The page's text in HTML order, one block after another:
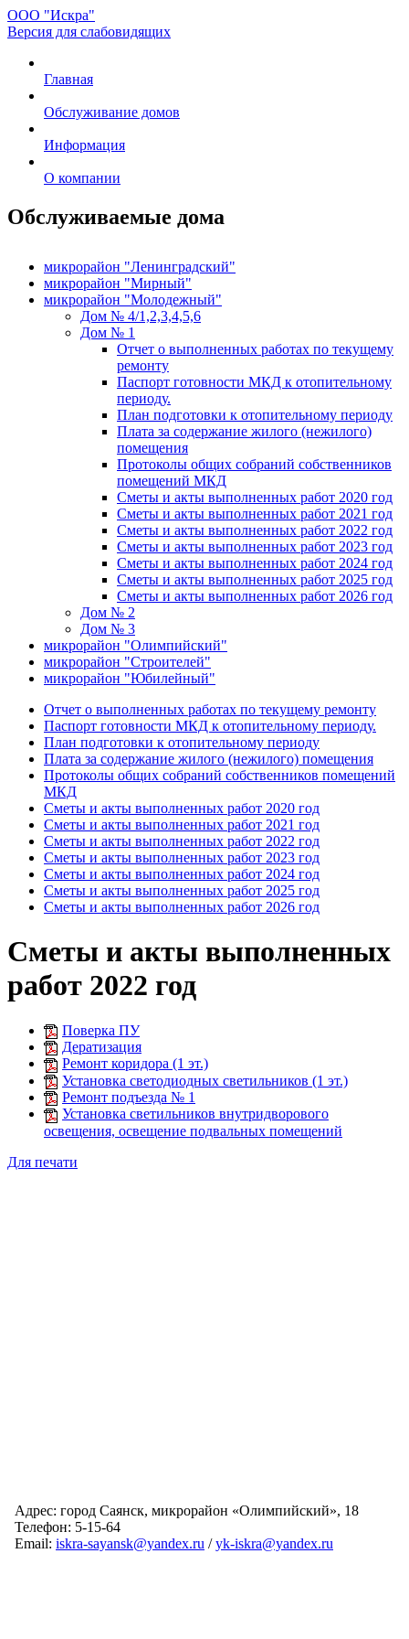
ООО "Искра"
Версия для слабовидящих
Главная
Обслуживание домов
Информация
О компании
Обслуживаемые дома
микрорайон "Ленинградский"
микрорайон "Мирный"
микрорайон "Молодежный"
Дом № 4/1,2,3,4,5,6
Дом № 1
Отчет о выполненных работах по текущему
ремонту
Паспорт готовности МКД к отопительному
периоду.
План подготовки к отопительному периоду
Плата за содержание жилого (нежилого)
помещения
Протоколы общих собраний собственников
помещений МКД
Сметы и акты выполненных работ 2020 год
Сметы и акты выполненных работ 2021 год
Сметы и акты выполненных работ 2022 год
Сметы и акты выполненных работ 2023 год
Сметы и акты выполненных работ 2024 год
Сметы и акты выполненных работ 2025 год
Сметы и акты выполненных работ 2026 год
Дом № 2
Дом № 3
микрорайон "Олимпийский"
микрорайон "Строителей"
микрорайон "Юбилейный"
Отчет о выполненных работах по текущему ремонту
Паспорт готовности МКД к отопительному периоду.
План подготовки к отопительному периоду
Плата за содержание жилого (нежилого) помещения
Протоколы общих собраний собственников помещений
МКД
Сметы и акты выполненных работ 2020 год
Сметы и акты выполненных работ 2021 год
Сметы и акты выполненных работ 2022 год
Сметы и акты выполненных работ 2023 год
Сметы и акты выполненных работ 2024 год
Сметы и акты выполненных работ 2025 год
Сметы и акты выполненных работ 2026 год
Сметы и акты выполненных
работ 2022 год
Поверка ПУ
Дератизация
Ремонт коридора (1 эт.)
Установка светодиодных светильников (1 эт.)
Ремонт подъезда № 1
Установка светильников внутридворового
освещения, освещение подвальных помещений
Для печати
Адрес: город Саянск, микрорайон «Олимпийский», 18
Телефон: 5-15-64
Email: iskra-sayansk@yandex.ru /yk-iskra@yandex.ru